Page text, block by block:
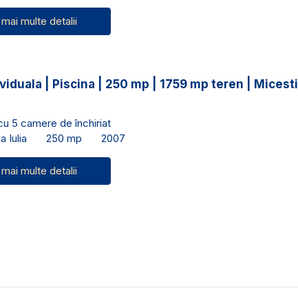
multe detalii
| Piscina | 250 mp | 1759 mp teren | Micesti
5 camere de închiriat
Iulia
250 mp 2007
multe detalii